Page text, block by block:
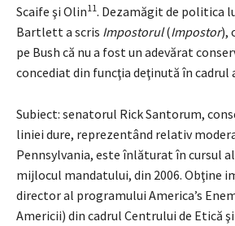
Scaife şi Olin11. Dezamăgit de politica
Bartlett a scris Impostorul(Impostor),
pe Bush că nu a fost un adevărat
concediat din funcţia deţinută în
Subiect: senatorul Rick Santorum,
liniei dure, reprezentând relativ
Pennsylvania, este înlăturat în cursul
mijlocul mandatului, din 2006. Obţine
director al programului America’s
Americii) din cadrul Centrului de Etică